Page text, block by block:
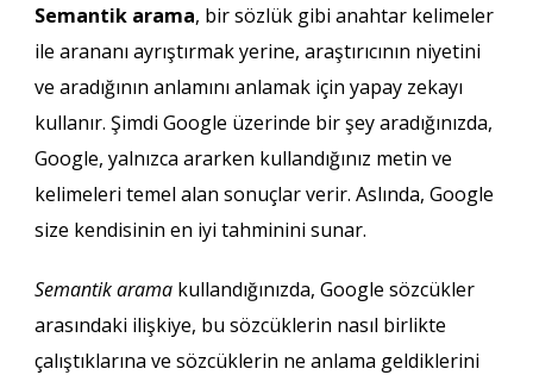
Semantik arama, bir sözlük gibi anahtar kelimeler
ile arananı ayrıştırmak yerine, araştırıcının niyetini
ve aradığının anlamını anlamak için yapay zekayı
kullanır. Şimdi Google üzerinde bir şey aradığınızda,
Google, yalnızca ararken kullandığınız metin ve
kelimeleri temel alan sonuçlar verir. Aslında, Google
size kendisinin en iyi tahminini sunar.
Semantik aramakullandığınızda, Google sözcükler
arasındaki ilişkiye, bu sözcüklerin nasıl birlikte
çalıştıklarına ve sözcüklerin ne anlama geldiklerini